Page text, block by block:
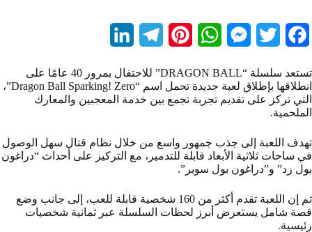
e
o
o
k
i
t
e
r
M
s
s
n
g
e
W
a
t
A
p
p
t
r
s
l
e
m
n
k
d
n
تستعد سلسلة “DRAGON BALL” للاحتفال بمرور 40 عامًا على
انطلاقها بإطلاق لعبة جديدة تحمل اسم “Dragon Ball Sparking! Zero”،
التي تركز على تقديم تجربة تجمع بين خدمة المعجبين والمعارك
الملحمية.
تهدف اللعبة إلى جذب جمهور واسع من خلال نظام قتال سهل الوصول
في ساحات ثلاثية الأبعاد قابلة للتدمير، مع التركيز على أحداث “دراغون
بول زد” و”دراغون بول سوبر”.
ثم إن اللعبة تقدم أكثر من 160 شخصية قابلة للعب، إلى جانب وضع
قصة شامل يستعرض أبرز لحظات السلسلة عبر ثمانية شخصيات
رئيسية.